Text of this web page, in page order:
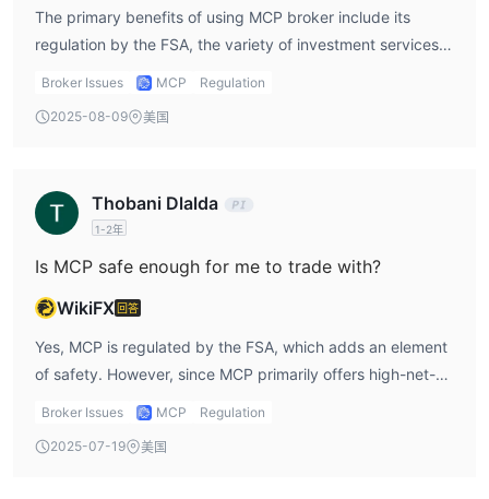
The primary benefits of using MCP broker include its
regulation by the FSA, the variety of investment services it
provides (such as hedge funds and real estate
These factors contribute to MCP’s credibility and
can explore after logging into MCP login to assess which
ones are suitable for my portfolio.
Broker Issues MCP Regulation
2025-08-09 美国
Thobani Dlalda
1-2年
Is MCP safe enough for me to trade with?
WikiFX 回答
Yes, MCP is regulated by the FSA, which adds an element
of safety. However, since MCP primarily offers high-net-
worth services such as hedge fund investments and
services align with your investment needs. Personally, I
Broker Issues MCP Regulation
2025-07-19 美国